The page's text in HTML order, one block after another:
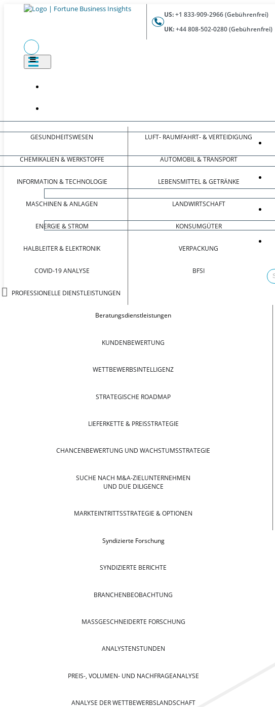
US:+1 833-909-2966 (Gebührenfrei)
UK:+44 808-502-0280 (Gebührenfrei)
GESUNDHEITSWESEN
CHEMIKALIEN & WERKSTOFFE
INFORMATION & TECHNOLOGIE
MASCHINEN & ANLAGEN
ENERGIE & STROM
HALBLEITER & ELEKTRONIK
COVID-19 ANALYSE
PROFESSIONELLE DIENSTLEISTUNGEN
LUFT- RAUMFAHRT- & VERTEIDIGUNG
AUTOMOBIL & TRANSPORT
LEBENSMITTEL & GETRÄNKE
LANDWIRTSCHAFT
KONSUMGÜTER
VERPACKUNG
BFSI
Beratungsdienstleistungen
KUNDENBEWERTUNG
WETTBEWERBSINTELLIGENZ
STRATEGISCHE ROADMAP
LIEFERKETTE & PREISSTRATEGIE
CHANCENBEWERTUNG UND WACHSTUMSSTRATEGIE
SUCHE NACH M&A-ZIELUNTERNEHMEN
UND DUE DILIGENCE
MARKTEINTRITTSSTRATEGIE & OPTIONEN
Syndizierte Forschung
SYNDIZIERTE BERICHTE
BRANCHENBEOBACHTUNG
MASSGESCHNEIDERTE FORSCHUNG
ANALYSTENSTUNDEN
PREIS-, VOLUMEN- UND NACHFRAGEANALYSE
ANALYSE DER WETTBEWERBSLANDSCHAFT